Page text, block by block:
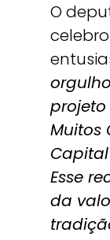
O
Muitos
Esse
da